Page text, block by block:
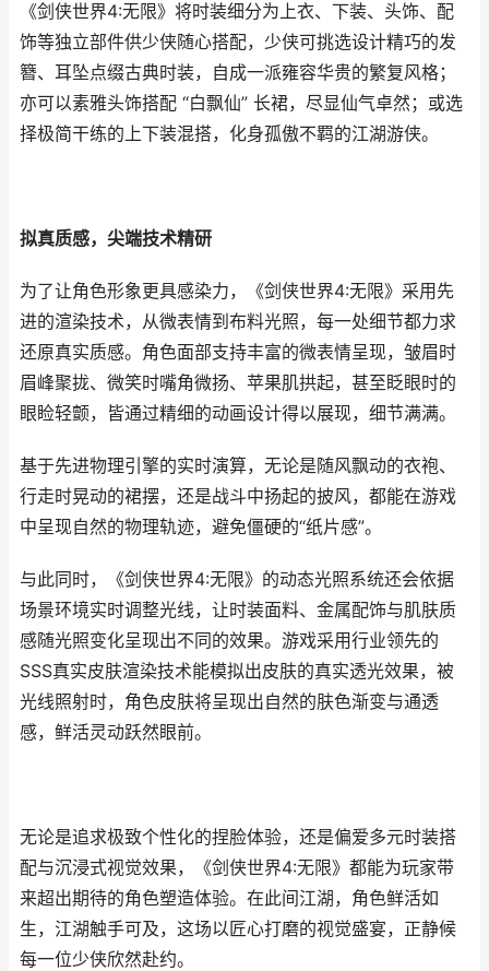
《剑侠世界4:无限》将时装细分为上衣、下装、头饰、配
饰等独立部件供少侠随心搭配，少侠可挑选设计精巧的发
簪、耳坠点缀古典时装，自成一派雍容华贵的繁复风格；
亦可以素雅头饰搭配 “白飘仙” 长裙，尽显仙气卓然；或选
择极简干练的上下装混搭，化身孤傲不羁的江湖游侠。
拟真质感，尖端技术精研
为了让角色形象更具感染力，《剑侠世界4:无限》采用先
进的渲染技术，从微表情到布料光照，每一处细节都力求
还原真实质感。角色面部支持丰富的微表情呈现，皱眉时
眉峰聚拢、微笑时嘴角微扬、苹果肌拱起，甚至眨眼时的
眼睑轻颤，皆通过精细的动画设计得以展现，细节满满。
基于先进物理引擎的实时演算，无论是随风飘动的衣袍、
行走时晃动的裙摆，还是战斗中扬起的披风，都能在游戏
中呈现自然的物理轨迹，避免僵硬的“纸片感”。
与此同时，《剑侠世界4:无限》的动态光照系统还会依据
场景环境实时调整光线，让时装面料、金属配饰与肌肤质
感随光照变化呈现出不同的效果。游戏采用行业领先的
SSS真实皮肤渲染技术能模拟出皮肤的真实透光效果，被
光线照射时，角色皮肤将呈现出自然的肤色渐变与通透
感，鲜活灵动跃然眼前。
无论是追求极致个性化的捏脸体验，还是偏爱多元时装搭
配与沉浸式视觉效果，《剑侠世界4:无限》都能为玩家带
来超出期待的角色塑造体验。在此间江湖，角色鲜活如
生，江湖触手可及，这场以匠心打磨的视觉盛宴，正静候
每一位少侠欣然赴约。